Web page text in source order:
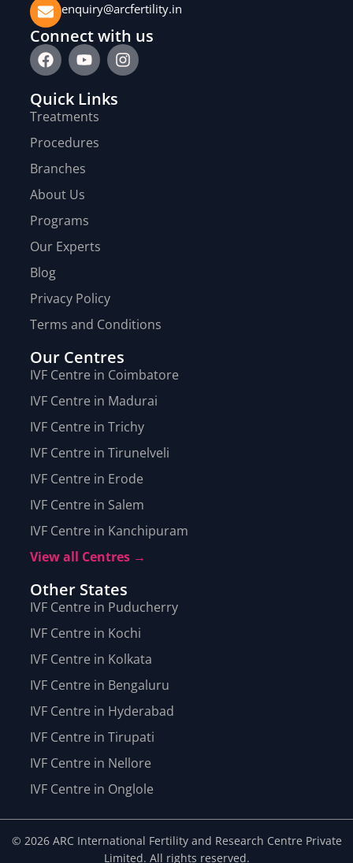
enquiry@arcfertility.in
Connect with us
Quick Links
Treatments
Procedures
Branches
About Us
Programs
Our Experts
Blog
Privacy Policy
Terms and Conditions
Our Centres
IVF Centre in Coimbatore
IVF Centre in Madurai
IVF Centre in Trichy
IVF Centre in Tirunelveli
IVF Centre in Erode
IVF Centre in Salem
IVF Centre in Kanchipuram
View all Centres →
Other States
IVF Centre in Puducherry
IVF Centre in Kochi
IVF Centre in Kolkata
IVF Centre in Bengaluru
IVF Centre in Hyderabad
IVF Centre in Tirupati
IVF Centre in Nellore
IVF Centre in Onglole
© 2026 ARC International Fertility and Research Centre Private
Limited. All rights reserved.